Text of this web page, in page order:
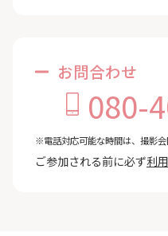
お問合わせ
080-
※電話対応可能な時間は、撮影会
ご参加される前に必ず利